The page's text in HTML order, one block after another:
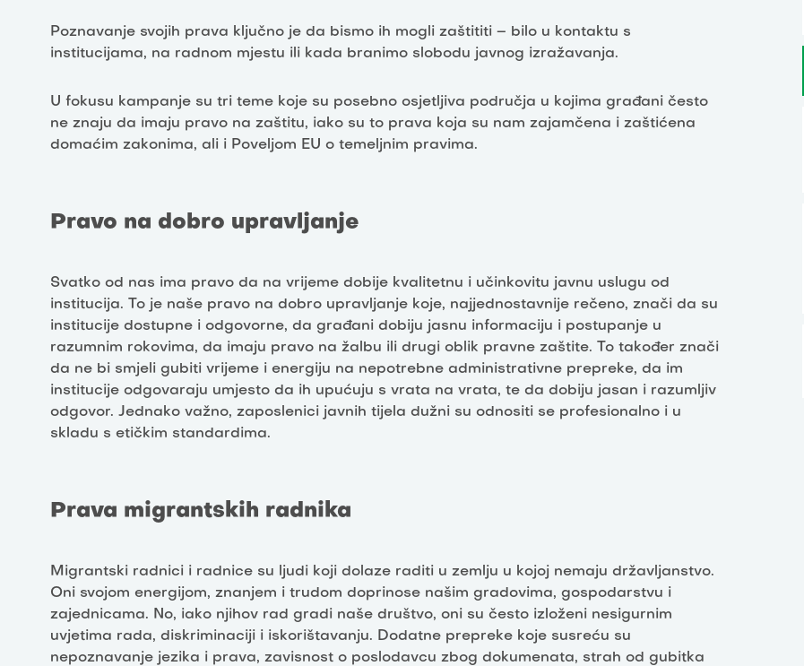
Poznavanje svojih prava ključno je da bismo ih mogli zaštititi – bilo u kontaktu s
institucijama, na radnom mjestu ili kada branimo slobodu javnog izražavanja.
U fokusu kampanje su tri teme koje su posebno osjetljiva područja u kojima građani često
ne znaju da imaju pravo na zaštitu, iako su to prava koja su nam zajamčena i zaštićena
domaćim zakonima, ali i Poveljom EU o temeljnim pravima.
Pravo na dobro upravljanje
Svatko od nas ima pravo da na vrijeme dobije kvalitetnu i učinkovitu javnu uslugu od
institucija. To je naše pravo na dobro upravljanje koje, najjednostavnije rečeno, znači da su
institucije dostupne i odgovorne, da građani dobiju jasnu informaciju i postupanje u
razumnim rokovima, da imaju pravo na žalbu ili drugi oblik pravne zaštite. To također znači
da ne bi smjeli gubiti vrijeme i energiju na nepotrebne administrativne prepreke, da im
institucije odgovaraju umjesto da ih upućuju s vrata na vrata, te da dobiju jasan i razumljiv
odgovor. Jednako važno, zaposlenici javnih tijela dužni su odnositi se profesionalno i u
skladu s etičkim standardima.
Prava migrantskih radnika
Migrantski radnici i radnice su ljudi koji dolaze raditi u zemlju u kojoj nemaju državljanstvo.
Oni svojom energijom, znanjem i trudom doprinose našim gradovima, gospodarstvu i
zajednicama. No, iako njihov rad gradi naše društvo, oni su često izloženi nesigurnim
uvjetima rada, diskriminaciji i iskorištavanju. Dodatne prepreke koje susreću su
nepoznavanje jezika i prava, zavisnost o poslodavcu zbog dokumenata, strah od gubitka